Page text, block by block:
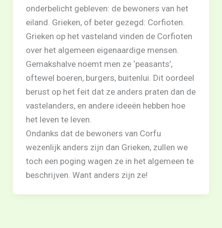
onderbelicht gebleven: de bewoners van het
eiland. Grieken, of beter gezegd: Corfioten.
Grieken op het vasteland vinden de Corfioten
over het algemeen eigenaardige mensen.
Gemakshalve noemt men ze ‘peasants’,
oftewel boeren, burgers, buitenlui. Dit oordeel
berust op het feit dat ze anders praten dan de
vastelanders, en andere ideeën hebben hoe
het leven te leven.
Ondanks dat de bewoners van Corfu
wezenlijk anders zijn dan Grieken, zullen we
toch een poging wagen ze in het algemeen te
beschrijven. Want anders zijn ze!